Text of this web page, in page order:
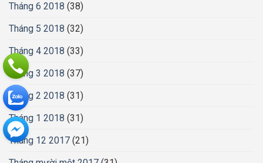
Tháng 6 2018 (38)
Tháng 5 2018 (32)
Tháng 4 2018 (33)
Tháng 3 2018 (37)
Tháng 2 2018 (31)
Tháng 1 2018 (31)
Tháng 12 2017 (21)